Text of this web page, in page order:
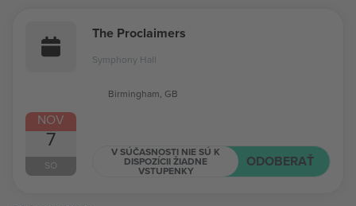
NOV
7
SO
The Proclaimers
Symphony Hall
Birmingham, GB
V SÚČASNOSTI NIE SÚ K
DISPOZÍCII ŽIADNE
VSTUPENKY
ODOBERAŤ